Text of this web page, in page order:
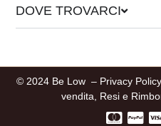
DOVE TROVARCI
© 2024 Be Low – Privacy Policy
vendita, Resi e